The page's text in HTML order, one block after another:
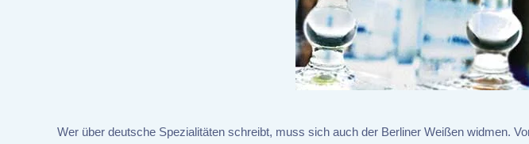
Wer über deutsche Spezialitäten schreibt, muss sich auch der Berliner Weißen widmen.